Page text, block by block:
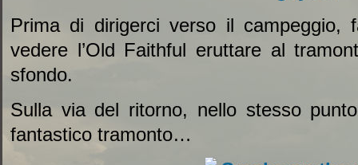
Prima di dirigerci verso il campeggio,
vedere l’Old Faithful eruttare al
sfondo.
Sulla via del ritorno, nello stesso
fantastico tramonto…